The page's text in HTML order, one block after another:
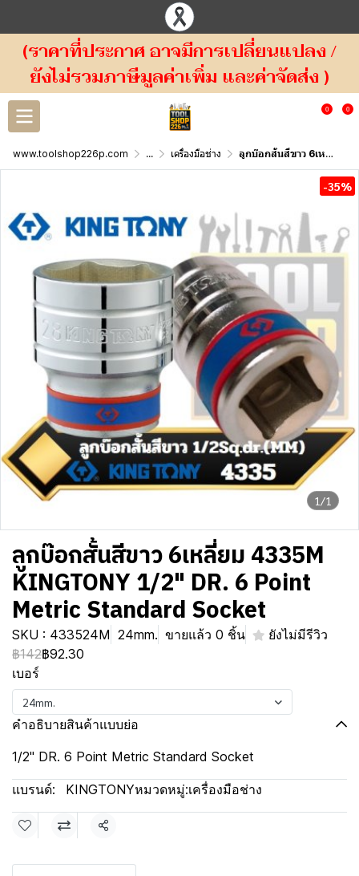
(ราคาที่ประกาศ อาจมีการเปลี่ยนแปลง /
ยังไม่รวมภาษีมูลค่าเพิ่ม และค่าจัดส่ง )
0 0
www.toolshop226p.com ... เครื่องมือช่าง ลูกบ๊อกสั้นสีขาว 6เหลี่ยม 4335M KINGTONY 1/2" DR. 6 Point Metric Standard Socket
1/1
-35%
ลูกบ๊อกสั้นสีขาว 6เหลี่ยม 4335M
KINGTONY 1/2" DR. 6 Point
Metric Standard Socket
SKU : 433524M 24mm. ขายแล้ว 0 ชิ้น
ยังไม่มีรีวิว
฿142฿92.30
เบอร์
24mm.
คำอธิบายสินค้าแบบย่อ
1/2" DR. 6 Point Metric Standard Socket
แบรนด์: KINGTONYหมวดหมู่:เครื่องมือช่าง
แชร์